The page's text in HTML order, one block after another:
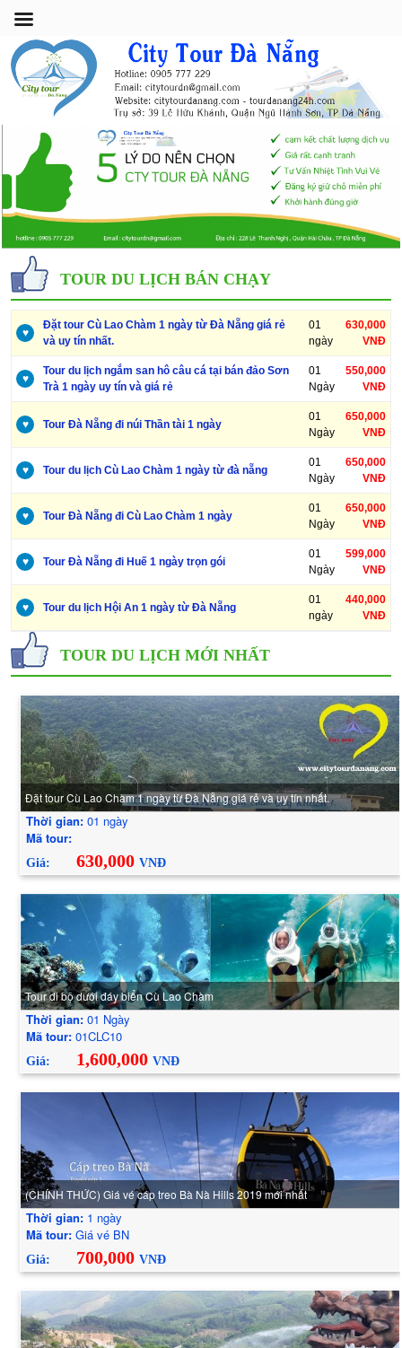
TOUR DU LỊCH BÁN CHẠY
♥
Đặt tour Cù Lao Chàm 1 ngày từ Đà Nẵng giá rẻ
và uy tín nhất.
01
ngày
630,000
VNĐ
♥
Tour du lịch ngắm san hô câu cá tại bán đảo Sơn
Trà 1 ngày uy tín và giá rẻ
01
Ngày
550,000
VNĐ
♥ Tour Đà Nẵng đi núi Thần tài 1 ngày
01
Ngày
650,000
VNĐ
♥ Tour du lịch Cù Lao Chàm 1 ngày từ đà nẵng
01
Ngày
650,000
VNĐ
♥ Tour Đà Nẵng đi Cù Lao Chàm 1 ngày
01
Ngày
650,000
VNĐ
♥ Tour Đà Nẵng đi Huế 1 ngày trọn gói
01
Ngày
599,000
VNĐ
♥ Tour du lịch Hội An 1 ngày từ Đà Nẵng
01
ngày
440,000
VNĐ
TOUR DU LỊCH MỚI NHẤT
Đặt tour Cù Lao Chàm 1 ngày từ Đà Nẵng giá rẻ và uy tín nhất.
Thời gian: 01 ngày
Mã tour:
Giá: 630,000 VNĐ
Tour đi bộ dưới đáy biển Cù Lao Chàm
Thời gian: 01 Ngày
Mã tour: 01CLC10
Giá: 1,600,000 VNĐ
(CHÍNH THỨC) Giá vé cáp treo Bà Nà Hills 2019 mới nhất
Thời gian: 1 ngày
Mã tour: Giá vé BN
Giá: 700,000 VNĐ